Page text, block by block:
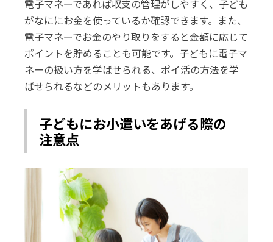
電子マネーであれば収支の管理がしやすく、子ども
がなににお金を使っているか確認できます。また、
電子マネーでお金のやり取りをすると金額に応じて
ポイントを貯めることも可能です。子どもに電子マ
ネーの扱い方を学ばせられる、ポイ活の方法を学
ばせられるなどのメリットもあります。
子どもにお小遣いをあげる際の
注意点